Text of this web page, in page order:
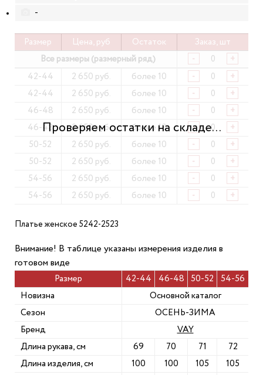
-
Размер Цена, руб Остаток
Заказ, шт
Все размеры (размерный ряд)
- +
42-44 2 650 руб. более 10 - +
42-44 2 650 руб. более 10 - +
46-48 2 650 руб. более 10 - +
46-48 2 650 руб. более 10 - +
50-52 2 650 руб. более 10 - +
50-52 2 650 руб. более 10 - +
54-56 2 650 руб. более 10 - +
54-56 2 650 руб. более 10 - +
Платье женское 5242-2523
Внимание! В таблице указаны измерения изделия в
готовом виде
Размер 42-44 46-48 50-52
54-56
Новизна
Основной каталог
Сезон
ОСЕНЬ-ЗИМА
Бренд
VAY
Длина рукава, см
69 70 71
72
Длина изделия, см
100 100 105
105